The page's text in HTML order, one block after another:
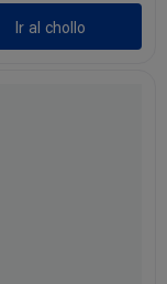
Ir al chollo